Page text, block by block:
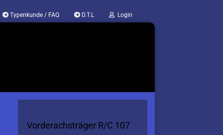
Typenkunde / FAQ D.T.L Login
Vorderachsträger R/C 107